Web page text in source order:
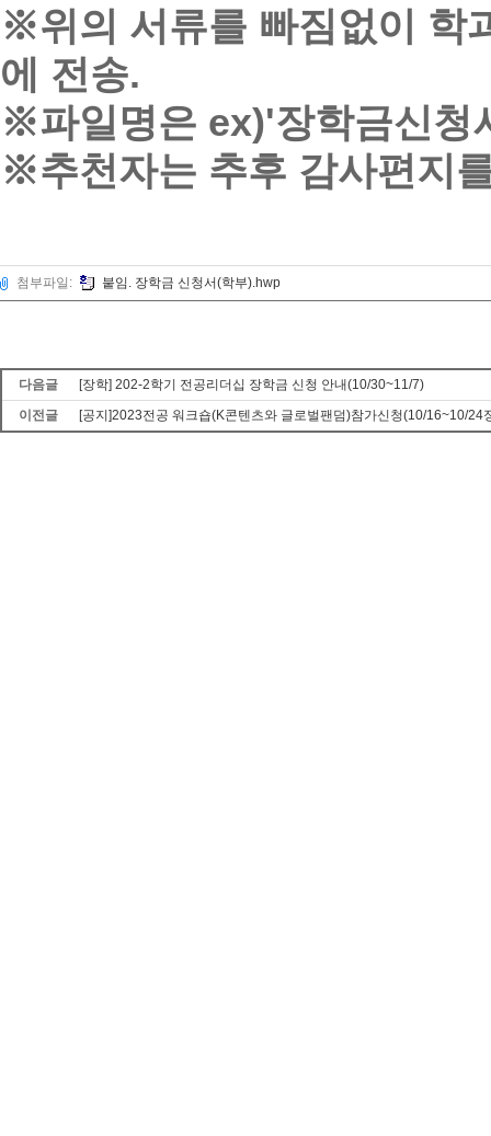
※위의 서류를 빠짐없이 학
에 전송.
※파일명은 ex)'장학금신청
※추천자는 추후 감사편지
첨부파일: 붙임. 장학금 신청서(학부).hwp
다음글
[장학] 202-2학기 전공리더십 장학금 신청 안내(10/30~11/7)
이전글
[공지]2023전공 워크숍(K콘텐츠와 글로벌팬덤)참가신청(10/16~10/24